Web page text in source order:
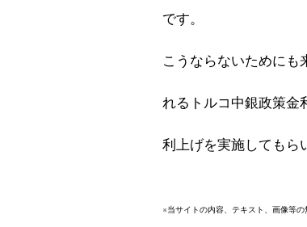
です。
こうならないためにも
れるトルコ中銀政策金
利上げを実施してもら
※当サイトの内容、テキスト、画像等の